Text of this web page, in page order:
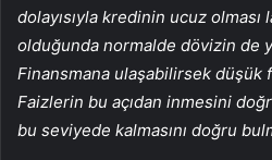
dolayısıyla kredinin ucuz olması
olduğunda normalde dövizin de
Finansmana ulaşabilirsek düşük
Faizlerin bu açıdan inmesini
bu seviyede kalmasını doğru